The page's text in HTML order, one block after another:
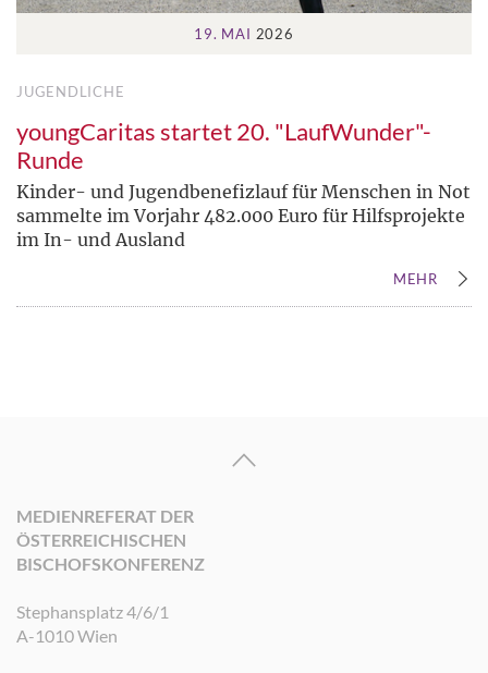
19. MAI 2026
JUGENDLICHE
youngCaritas startet 20. "LaufWunder"-
Runde
Kinder- und Jugendbenefizlauf für Menschen in Not
sammelte im Vorjahr 482.000 Euro für Hilfsprojekte
im In- und Ausland
MEHR
MEDIENREFERAT DER
ÖSTERREICHISCHEN
BISCHOFSKONFERENZ
Stephansplatz 4/6/1
A-1010 Wien